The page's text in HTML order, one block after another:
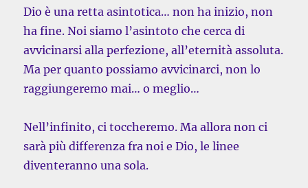
Dio è una retta asintotica… non ha inizio, non
ha fine. Noi siamo l’asintoto che cerca di
avvicinarsi alla perfezione, all’eternità assoluta.
Ma per quanto possiamo avvicinarci, non lo
raggiungeremo mai… o meglio…
Nell’infinito, ci toccheremo. Ma allora non ci
sarà più differenza fra noi e Dio, le linee
diventeranno una sola.